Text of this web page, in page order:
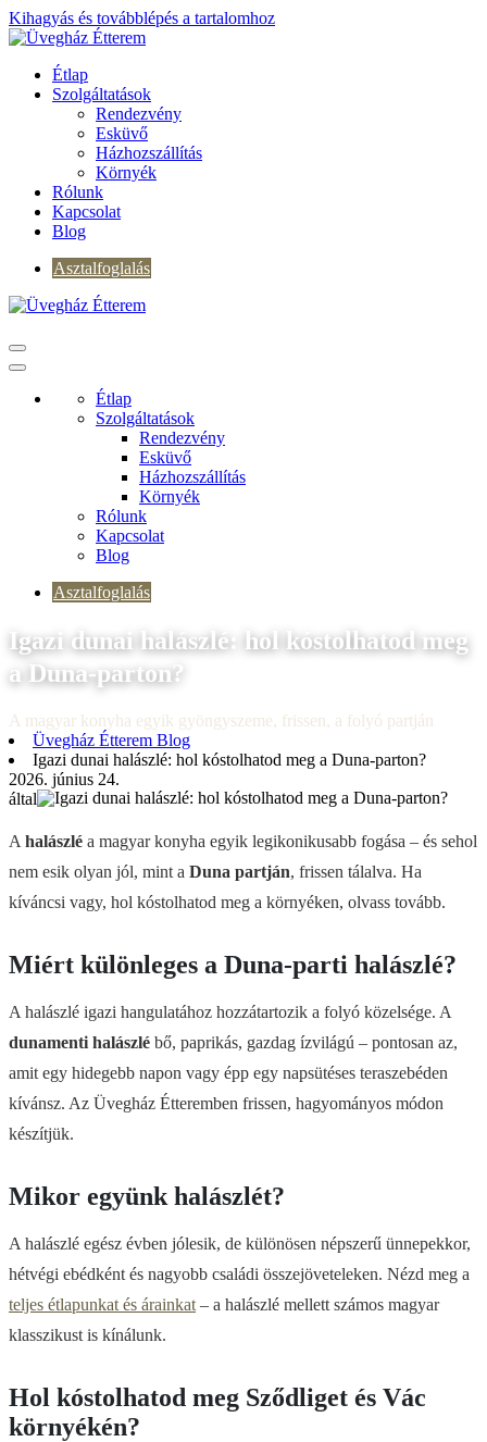
Kihagyás és továbblépés a tartalomhoz
Étlap
Szolgáltatások
Rendezvény
Esküvő
Házhozszállítás
Környék
Rólunk
Kapcsolat
Blog
Asztalfoglalás
Étlap
Szolgáltatások
Rendezvény
Esküvő
Házhozszállítás
Környék
Rólunk
Kapcsolat
Blog
Asztalfoglalás
Igazi dunai halászlé: hol kóstolhatod meg
a Duna-parton?
A magyar konyha egyik gyöngyszeme, frissen, a folyó partján
Üvegház Étterem Blog
Igazi dunai halászlé: hol kóstolhatod meg a Duna-parton?
2026. június 24.
által
A halászlé a magyar konyha egyik legikonikusabb fogása – és sehol
nem esik olyan jól, mint a Duna partján, frissen tálalva. Ha
kíváncsi vagy, hol kóstolhatod meg a környéken, olvass tovább.
Miért különleges a Duna-parti halászlé?
A halászlé igazi hangulatához hozzátartozik a folyó közelsége. A
dunamenti halászlé bő, paprikás, gazdag ízvilágú – pontosan az,
amit egy hidegebb napon vagy épp egy napsütéses teraszebéden
kívánsz. Az Üvegház Étteremben frissen, hagyományos módon
készítjük.
Mikor együnk halászlét?
A halászlé egész évben jólesik, de különösen népszerű ünnepekkor,
hétvégi ebédként és nagyobb családi összejöveteleken. Nézd meg a
teljes étlapunkat és árainkat – a halászlé mellett számos magyar
klasszikust is kínálunk.
Hol kóstolhatod meg Sződliget és Vác
környékén?